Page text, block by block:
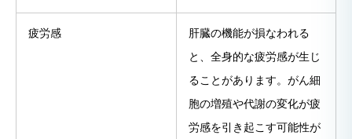
疲労感
肝臓の機能が損なわれる
と、全身的な疲労感が生じ
ることがあります。がん細
胞の増殖や代謝の変化が疲
労感を引き起こす可能性が